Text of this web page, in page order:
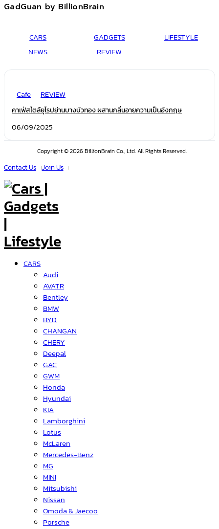
GadGuan by BillionBrain
CARS GADGETS
LIFESTYLE
NEWS
REVIEW
Cafe REVIEW
คาเฟ่สไตล์ยุโรปย่านบางบัวทอง ผสานกลิ่นอายความเป็นอังกฤษ
06/09/2025
Copyright © 2026 BillionBrain Co., Ltd. All Rights Reserved.
Contact Us Join Us
CARS
Audi
AVATR
Bentley
BMW
BYD
CHANGAN
CHERY
Deepal
GAC
GWM
Honda
Hyundai
KIA
Lamborghini
Lotus
McLaren
Mercedes-Benz
MG
MINI
Mitsubishi
Nissan
Omoda & Jaecoo
Porsche